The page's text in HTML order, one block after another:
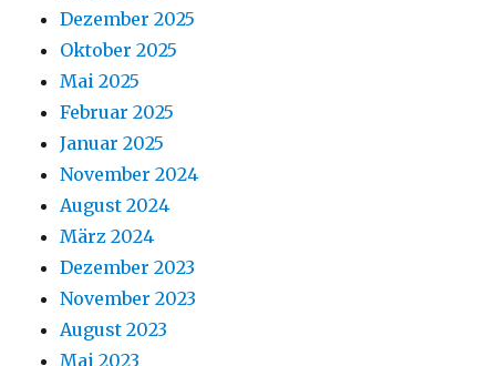
Dezember 2025
Oktober 2025
Mai 2025
Februar 2025
Januar 2025
November 2024
August 2024
März 2024
Dezember 2023
November 2023
August 2023
Mai 2023